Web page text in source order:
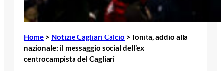
Home > Notizie Cagliari Calcio > Ionita, addio alla
nazionale: il messaggio social dell’ex
centrocampista del Cagliari